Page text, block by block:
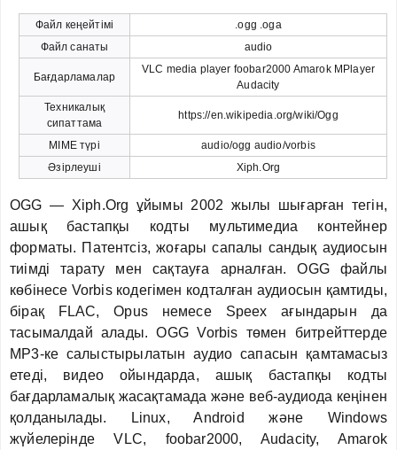
Файл кеңейтімі
.ogg .oga
Файл санаты
audio
Бағдарламалар
VLC media player foobar2000 Amarok MPlayer
Audacity
Техникалық
сипаттама
https://en.wikipedia.org/wiki/Ogg
MIME түрі
audio/ogg audio/vorbis
Әзірлеуші
Xiph.Org
OGG — Xiph.Org ұйымы 2002 жылы шығарған тегін,
ашық бастапқы кодты мультимедиа контейнер
форматы. Патентсіз, жоғары сапалы сандық аудиосын
тиімді тарату мен сақтауға арналған. OGG файлы
көбінесе Vorbis кодегімен кодталған аудиосын қамтиды,
бірақ FLAC, Opus немесе Speex ағындарын да
тасымалдай алады. OGG Vorbis төмен битрейттерде
MP3-ке салыстырылатын аудио сапасын қамтамасыз
етеді, видео ойындарда, ашық бастапқы кодты
бағдарламалық жасақтамада және веб-аудиода кеңінен
қолданылады. Linux, Android және Windows
жүйелерінде VLC, foobar2000, Audacity, Amarok